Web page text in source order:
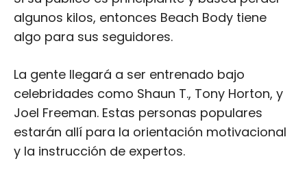
celebridades como Shaun T., Tony Horton, y
Joel Freeman. Estas personas populares
estarán allí para la orientación motivacional
y la instrucción de expertos.
Si sigues confundido, hemos investigado por
ti. Tienen cientos de miles de críticas
positivas.